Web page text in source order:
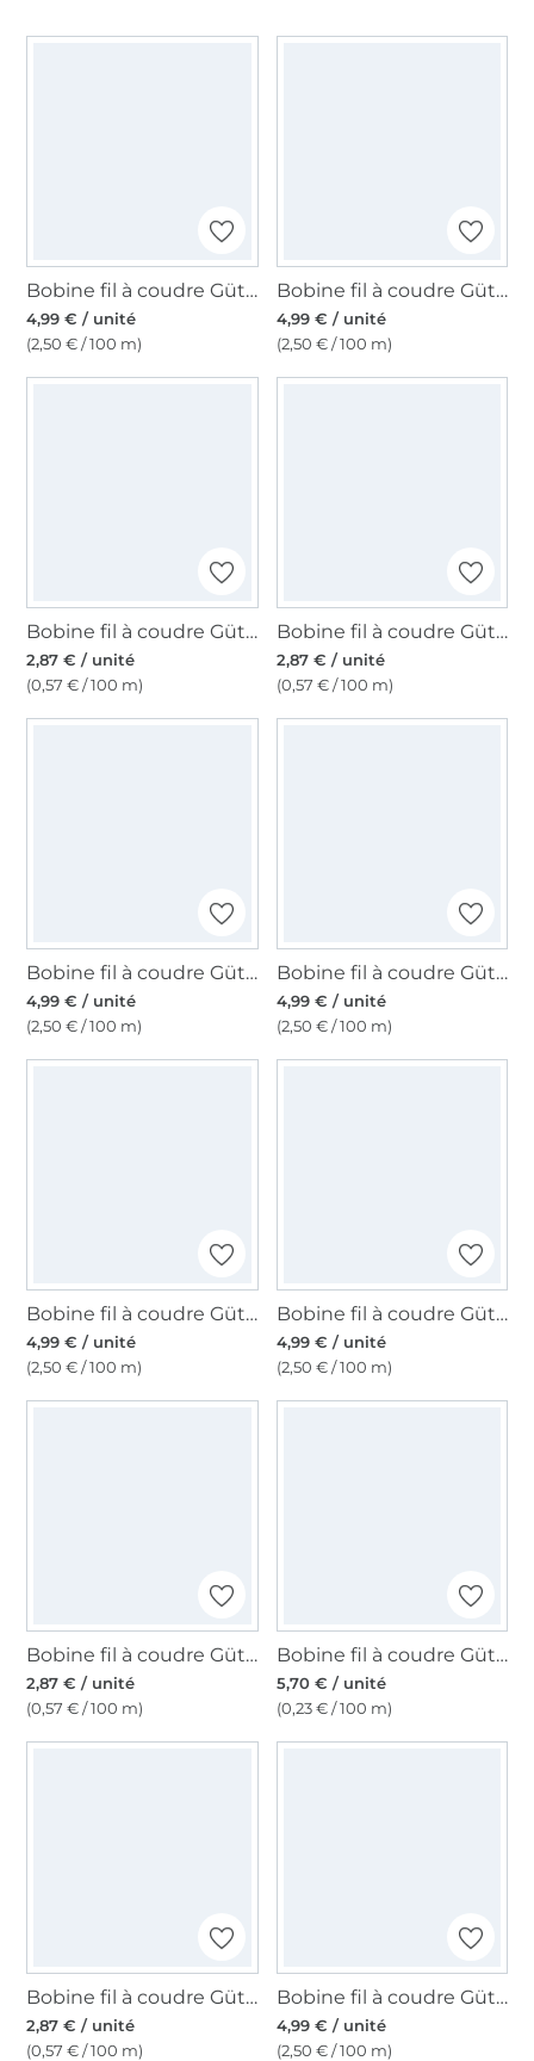
Bobine fil à coudre Gütermann 200m polyester, (000) noir
4,99 € / unité
(2,50 € / 100 m)
Bobine fil à coudre Gütermann 200m polyester, (299) beige
4,99 € / unité
(2,50 € / 100 m)
Bobine fil à coudre Gütermann 500m polyester Toldi, (000) noir
2,87 € / unité
(0,57 € / 100 m)
Bobine fil à coudre Gütermann 500m polyester Toldi, (800) blanc
2,87 € / unité
(0,57 € / 100 m)
Bobine fil à coudre Gütermann 200m polyester, (387) bleu foncé
4,99 € / unité
(2,50 € / 100 m)
Bobine fil à coudre Gütermann 200m polyester, (001) blanc cassé
4,99 € / unité
(2,50 € / 100 m)
Bobine fil à coudre Gütermann 200m polyester, (553) vert pâle
4,99 € / unité
(2,50 € / 100 m)
Bobine fil à coudre Gütermann 200m polyester, (052) vieux rose
4,99 € / unité
(2,50 € / 100 m)
Bobine fil à coudre Gütermann 500m polyester Toldi, (111) naturel
2,87 € / unité
(0,57 € / 100 m)
Bobine fil à coudre Gütermann 2500m polyester Toldi Lock, (1005) blanc
5,70 € / unité
(0,23 € / 100 m)
Bobine fil à coudre Gütermann 500m polyester Toldi, (310) bleu foncé
2,87 € / unité
(0,57 € / 100 m)
Bobine fil à coudre Gütermann 200m polyester, (074) bleu pigeon clair
4,99 € / unité
(2,50 € / 100 m)